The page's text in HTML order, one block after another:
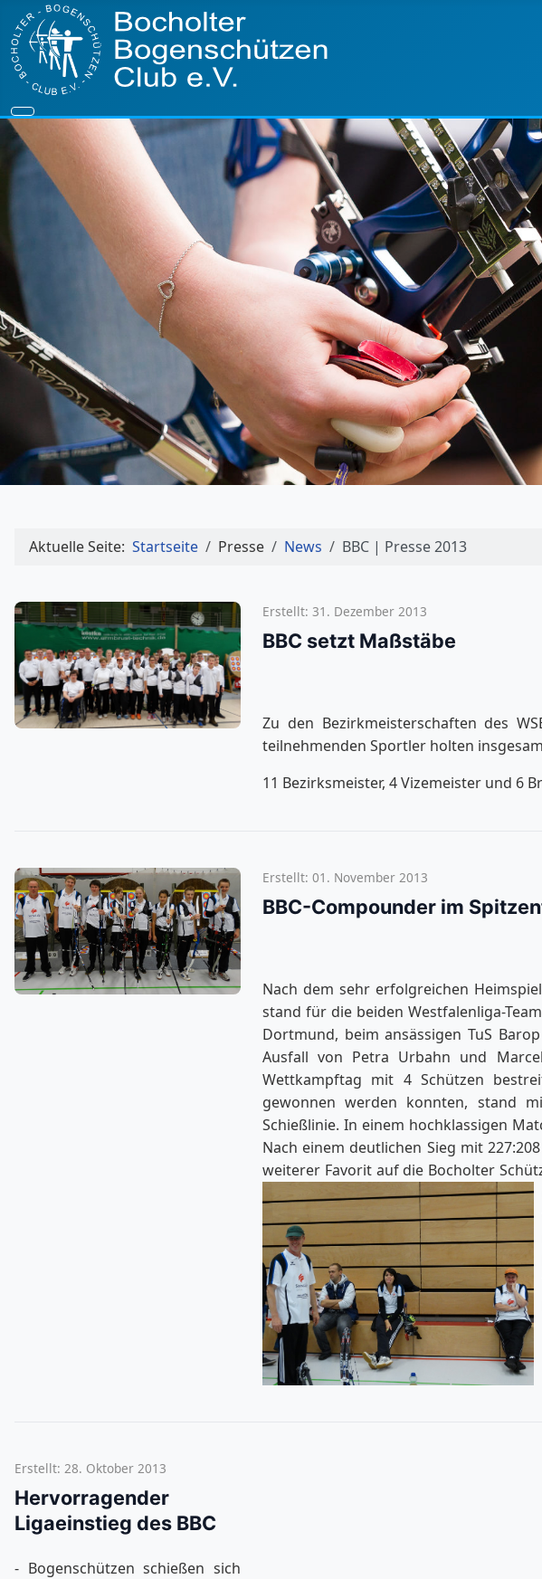
Aktuelle Seite: Startseite Presse News BBC | Presse 2013
BBC setzt Maßstäbe
Erstellt: 31. Dezember 2013
Zu den Bezirkmeisterschaften des
teilnehmenden Sportler holten
11 Bezirksmeister, 4 Vizemeister und 6
BBC-Compounder im
Erstellt: 01. November 2013
Nach dem sehr erfolgreichen
stand für die beiden Westfalenliga-
Dortmund, beim ansässigen TuS
Ausfall von Petra Urbahn und
Wettkampftag mit 4 Schützen
gewonnen werden konnten, stand
Schießlinie. In einem hochklassigen
Nach einem deutlichen Sieg mit
weiterer Favorit auf die Bocholter
Hervorragender
Ligaeinstieg des BBC
Erstellt: 28. Oktober 2013
- Bogenschützen schießen sich